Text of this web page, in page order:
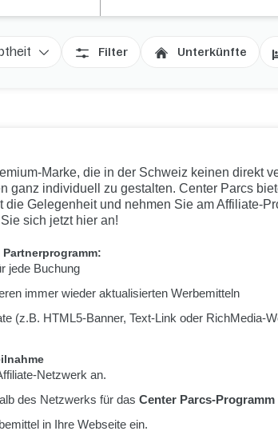
Filter Unterkünfte
Marke, die in der Schweiz keinen direkt
ganz individuell zu gestalten. Center Parcs
die Gelegenheit und nehmen Sie am Affiliate-
sich jetzt hier an!
jede Buchung
immer wieder aktualisierten Werbemitteln
(z.B. HTML5-Banner, Text-Link oder RichMedia-
Netzwerk an.
des Netzwerks für dasCenter Parcs-Programm
in Ihre Webseite ein.